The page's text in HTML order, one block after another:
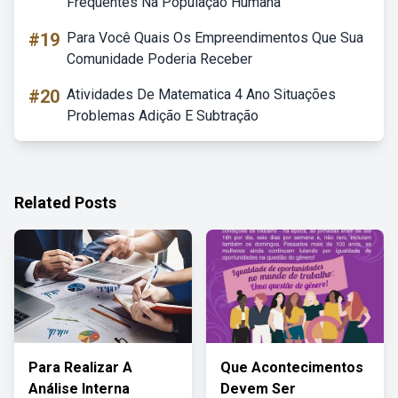
#19 Para Você Quais Os Empreendimentos Que Sua
Comunidade Poderia Receber
#20 Atividades De Matematica 4 Ano Situações
Problemas Adição E Subtração
Related Posts
Para Realizar A
Análise Interna
Que Acontecimentos
Devem Ser